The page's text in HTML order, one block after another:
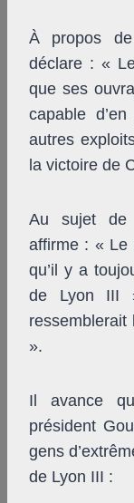
À propos de
déclare : «
que ses
capable
autres
la victoire de
Au sujet de
affirme : « Le
qu’il y a
de Lyon III
ressemblerait
».
Il avance
président
gens
de Lyon III :